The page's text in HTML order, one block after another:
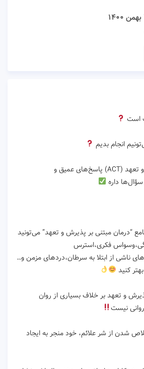
است
انجام بدیم
درمان مبتنی بر پذیرش و تعهد (ACT) پاسخ‌های عمیق و
داره
“درمان مبتنی بر پذیرش و تعهد” می‌تونید
فکری،استرس
ناشی از ابتلا به سرطان،دردهای مزمن و…
کنید
و تعهد بر خلاف بسیاری از روان‌
نیست
شدن از شر علائم، خود منجر به ایجاد